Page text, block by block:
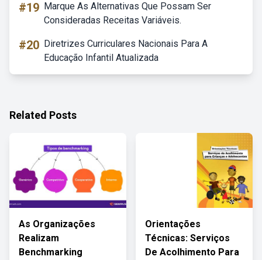
#19 Marque As Alternativas Que Possam Ser
Consideradas Receitas Variáveis.
#20 Diretrizes Curriculares Nacionais Para A
Educação Infantil Atualizada
Related Posts
As Organizações
Realizam
Benchmarking
Orientações
Técnicas: Serviços
De Acolhimento Para